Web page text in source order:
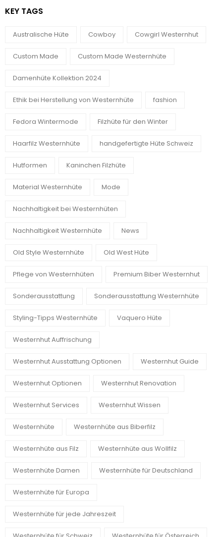
KEY TAGS
Australische Hüte Cowboy Cowgirl Westernhut
Custom Made Custom Made Westernhüte
Damenhüte Kollektion 2024
Ethik bei Herstellung von Westernhüte fashion
Fedora Wintermode Filzhüte für den Winter
Haarfilz Westernhüte handgefertigte Hüte Schweiz
Hutformen Kaninchen Filzhüte
Material Westernhüte Mode
Nachhaltigkeit bei Westernhüten
Nachhaltigkeit Westernhüte News
Old Style Westernhüte Old West Hüte
Pflege von Westernhüten Premium Biber Westernhut
Sonderausstattung Sonderausstattung Westernhüte
Styling-Tipps Westernhüte Vaquero Hüte
Westernhut Auffrischung
Westernhut Ausstattung Optionen Westernhut Guide
Westernhut Optionen Westernhut Renovation
Westernhut Services Westernhut Wissen
Westernhüte Westernhüte aus Biberfilz
Westernhüte aus Filz Westernhüte aus Wollfilz
Westernhüte Damen Westernhüte für Deutschland
Westernhüte für Europa
Westernhüte für jede Jahreszeit